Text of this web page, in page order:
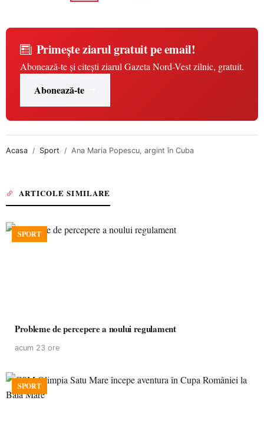
Primește ziarul gratuit pe email!
Abonează-te și citești ziarul Gazeta Nord-Vest zilnic, gratuit.
Abonează-te
Acasa Sport Ana Maria Popescu, argint în Cuba
ARTICOLE SIMILARE
SPORT
Probleme de percepere a noului regulament
acum 23 ore
SPORT